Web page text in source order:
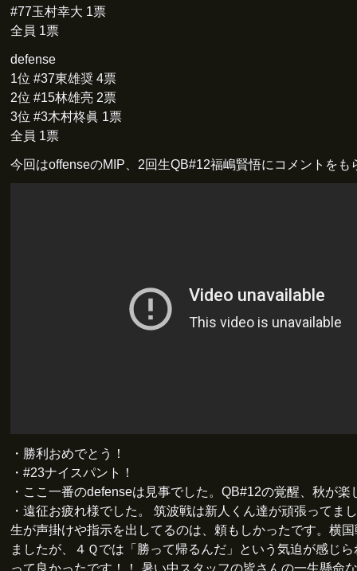
#77玉村幸大 1票
全員 1票
defense
1位 #37東雄奨 4票
2位 #15林雄亮 2票
3位 #3木村柊眞 1票
全員 1票
今回はoffenseのMIP、2回生QB#12福嶋賢悟にコメントをも
・勝利おめでとう！
・#23ナイスパント！
・ここ一番のdefenseは見事でした。QB#12の覚醒、秋が楽
・遠征お疲れ様でした。 筑波戦は新人くん達が頑張ってま
生が声掛けや指示を出してるのは、頼もしかったです。横
ましたが、４Ｑでは「勝って帰るんだ」という気迫が感じ
って良かったです！！ 暑い中スタッフの皆さんの一生懸命